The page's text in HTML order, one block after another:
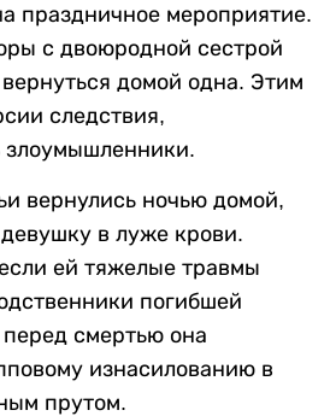
праздничное мероприятие.
с двоюродной сестрой
домой одна. Этим
следствия,
злоумышленники.
вернулись ночью домой,
в луже крови.
ей тяжелые травмы
погибшей
смертью она
изнасилованию в
прутом.